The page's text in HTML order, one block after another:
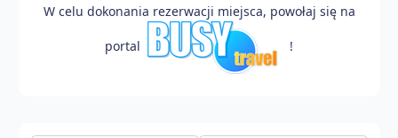
W celu dokonania rezerwacji miejsca, powołaj się na
portal !